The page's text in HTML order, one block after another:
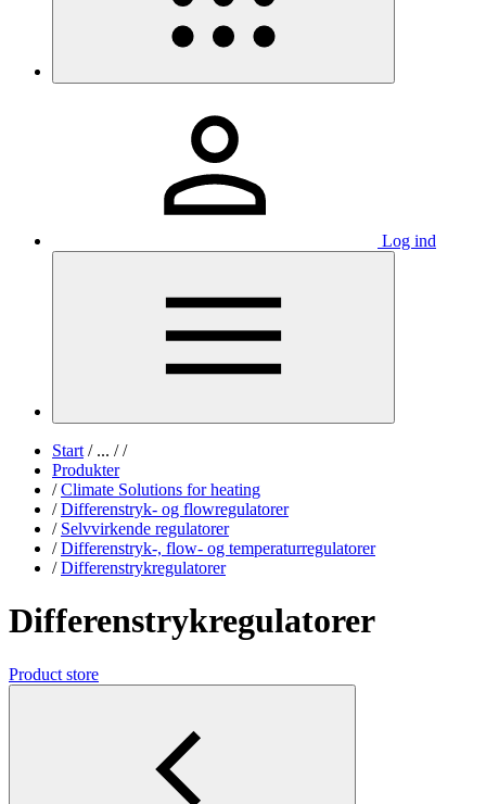
Log ind
Start /... / /
Produkter
/ Climate Solutions for heating
/ Differenstryk- og flowregulatorer
/ Selvvirkende regulatorer
/ Differenstryk-, flow- og temperaturregulatorer
/ Differenstrykregulatorer
Differenstrykregulatorer
Product store